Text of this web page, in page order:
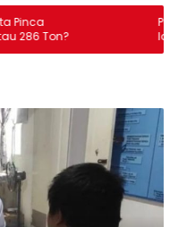
Pemkab Tolitoli
Ide Amin,
Selatan